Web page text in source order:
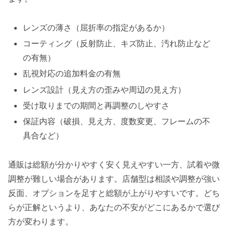
レンズの薄さ（屈折率の指定があるか）
コーティング（反射防止、キズ防止、汚れ防止など
の有無）
乱視対応の追加料金の有無
レンズ設計（見え方の歪みや周辺の見え方）
受け取りまでの期間と再調整のしやすさ
保証内容（破損、見え方、度数変更、フレームの不
具合など）
通販は総額が分かりやすく安く見えやすい一方、試着や微
調整が難しい場合があります。店舗型は相談や調整が強い
反面、オプションを足すと総額が上がりやすいです。どち
らが正解というより、あなたの不安がどこにあるかで選び
方が変わります。